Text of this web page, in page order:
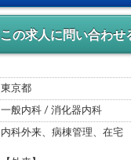
この求人に問い合わせ
東京都
一般内科 / 消化器内科
内科外来、病棟管理、在宅